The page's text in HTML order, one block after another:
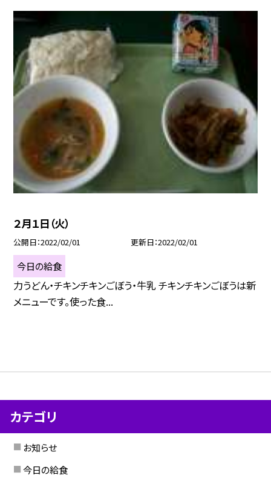
２月１日（火）
公開日 2022/02/01 更新日 2022/02/01
今日の給食
力うどん・チキンチキンごぼう・牛乳 チキンチキンごぼうは新
メニューです。使った食...
カテゴリ
お知らせ
今日の給食